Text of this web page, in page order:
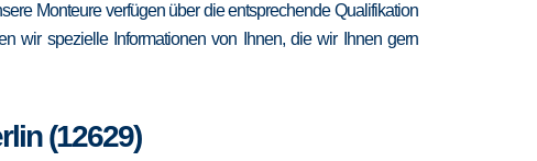
Monteure verfügen über die entsprechende Qualifikation
wir spezielle Informationen von Ihnen, die wir Ihnen gern
(12629)